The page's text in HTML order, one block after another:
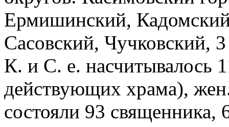
Ермишинский,
Сасовский, Чучковский,
К. и С. е. насчитывалось
действующих храма),
состояли 93